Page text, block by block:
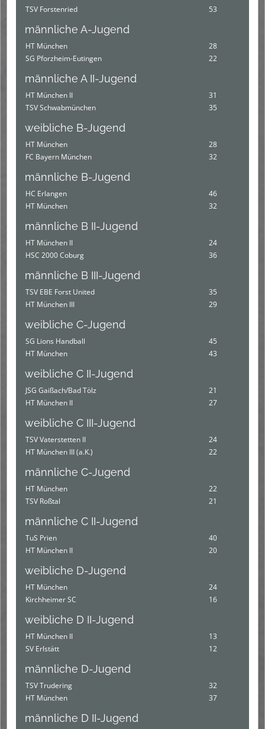
TSV Forstenried
53
männliche A-Jugend
HT München
28
SG Pforzheim-Eutingen
22
männliche A II-Jugend
HT München II
31
TSV Schwabmünchen
35
weibliche B-Jugend
HT München
28
FC Bayern München
32
männliche B-Jugend
HC Erlangen
46
HT München
32
männliche B II-Jugend
HT München II
24
HSC 2000 Coburg
36
männliche B III-Jugend
TSV EBE Forst United
35
HT München III
29
weibliche C-Jugend
SG Lions Handball
45
HT München
43
weibliche C II-Jugend
JSG Gaißach/Bad Tölz
21
HT München II
27
weibliche C III-Jugend
TSV Vaterstetten II
24
HT München III (a.K.)
22
männliche C-Jugend
HT München
22
TSV Roßtal
21
männliche C II-Jugend
TuS Prien
40
HT München II
20
weibliche D-Jugend
HT München
24
Kirchheimer SC
16
weibliche D II-Jugend
HT München II
13
SV Erlstätt
12
männliche D-Jugend
TSV Trudering
32
HT München
37
männliche D II-Jugend